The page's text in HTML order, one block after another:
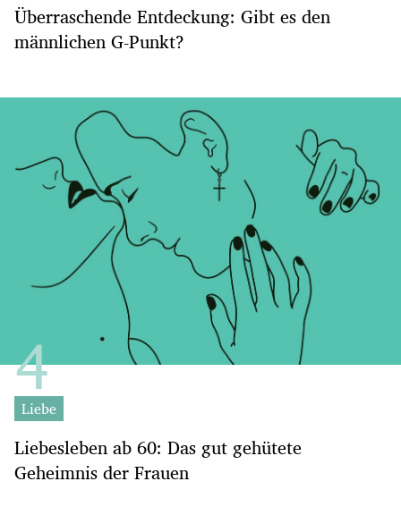
Überraschende Entdeckung: Gibt es den
männlichen G-Punkt?
Liebe
Liebesleben ab 60: Das gut gehütete
Geheimnis der Frauen